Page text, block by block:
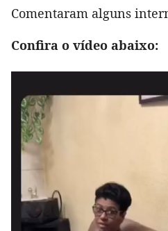
Comentaram alguns
Confira o vídeo abaixo: